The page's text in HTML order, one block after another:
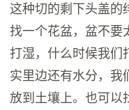
这种切的剩下头盖的
找一个花盆，盆不要
打湿，什么时候我们
实里边还有水分，我
放到土壤上。也可以